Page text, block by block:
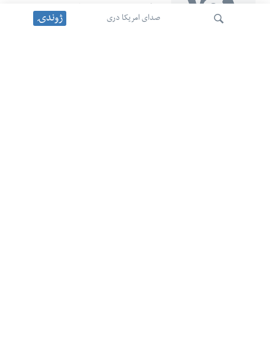
صدای امریکا دری ژوندۍ
د ولسمشر ټرمپ نوي فرمانونه د زېږون پر
بنسټ د امریکا د تابعیت ترلاسه کول